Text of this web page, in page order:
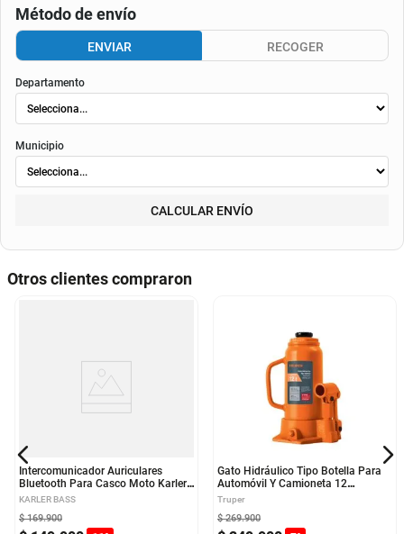
Método de envío
ENVIAR RECOGER
Departamento
Municipio
CALCULAR ENVÍO
Otros clientes compraron
Intercomunicador Auriculares
Bluetooth Para Casco Moto Karler
Bass Impermeable KR-M5
KARLER BASS
$ 169.900
Gato Hidráulico Tipo Botella Para
Automóvil Y Camioneta 12
Toneladas Truper
Truper
$ 269.900